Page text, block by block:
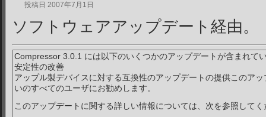
投稿日 2007年7月1日
ソフトウェアアップデート経由。
Compressor 3.0.1 には以下のいくつかのアップデートが含まれて
安定性の改善
アップル製デバイスに対する互換性のアップデートの提供このア
いのすべてのユーザにお勧めします。
このアップデートに関する詳しい情報については、次を参照してく